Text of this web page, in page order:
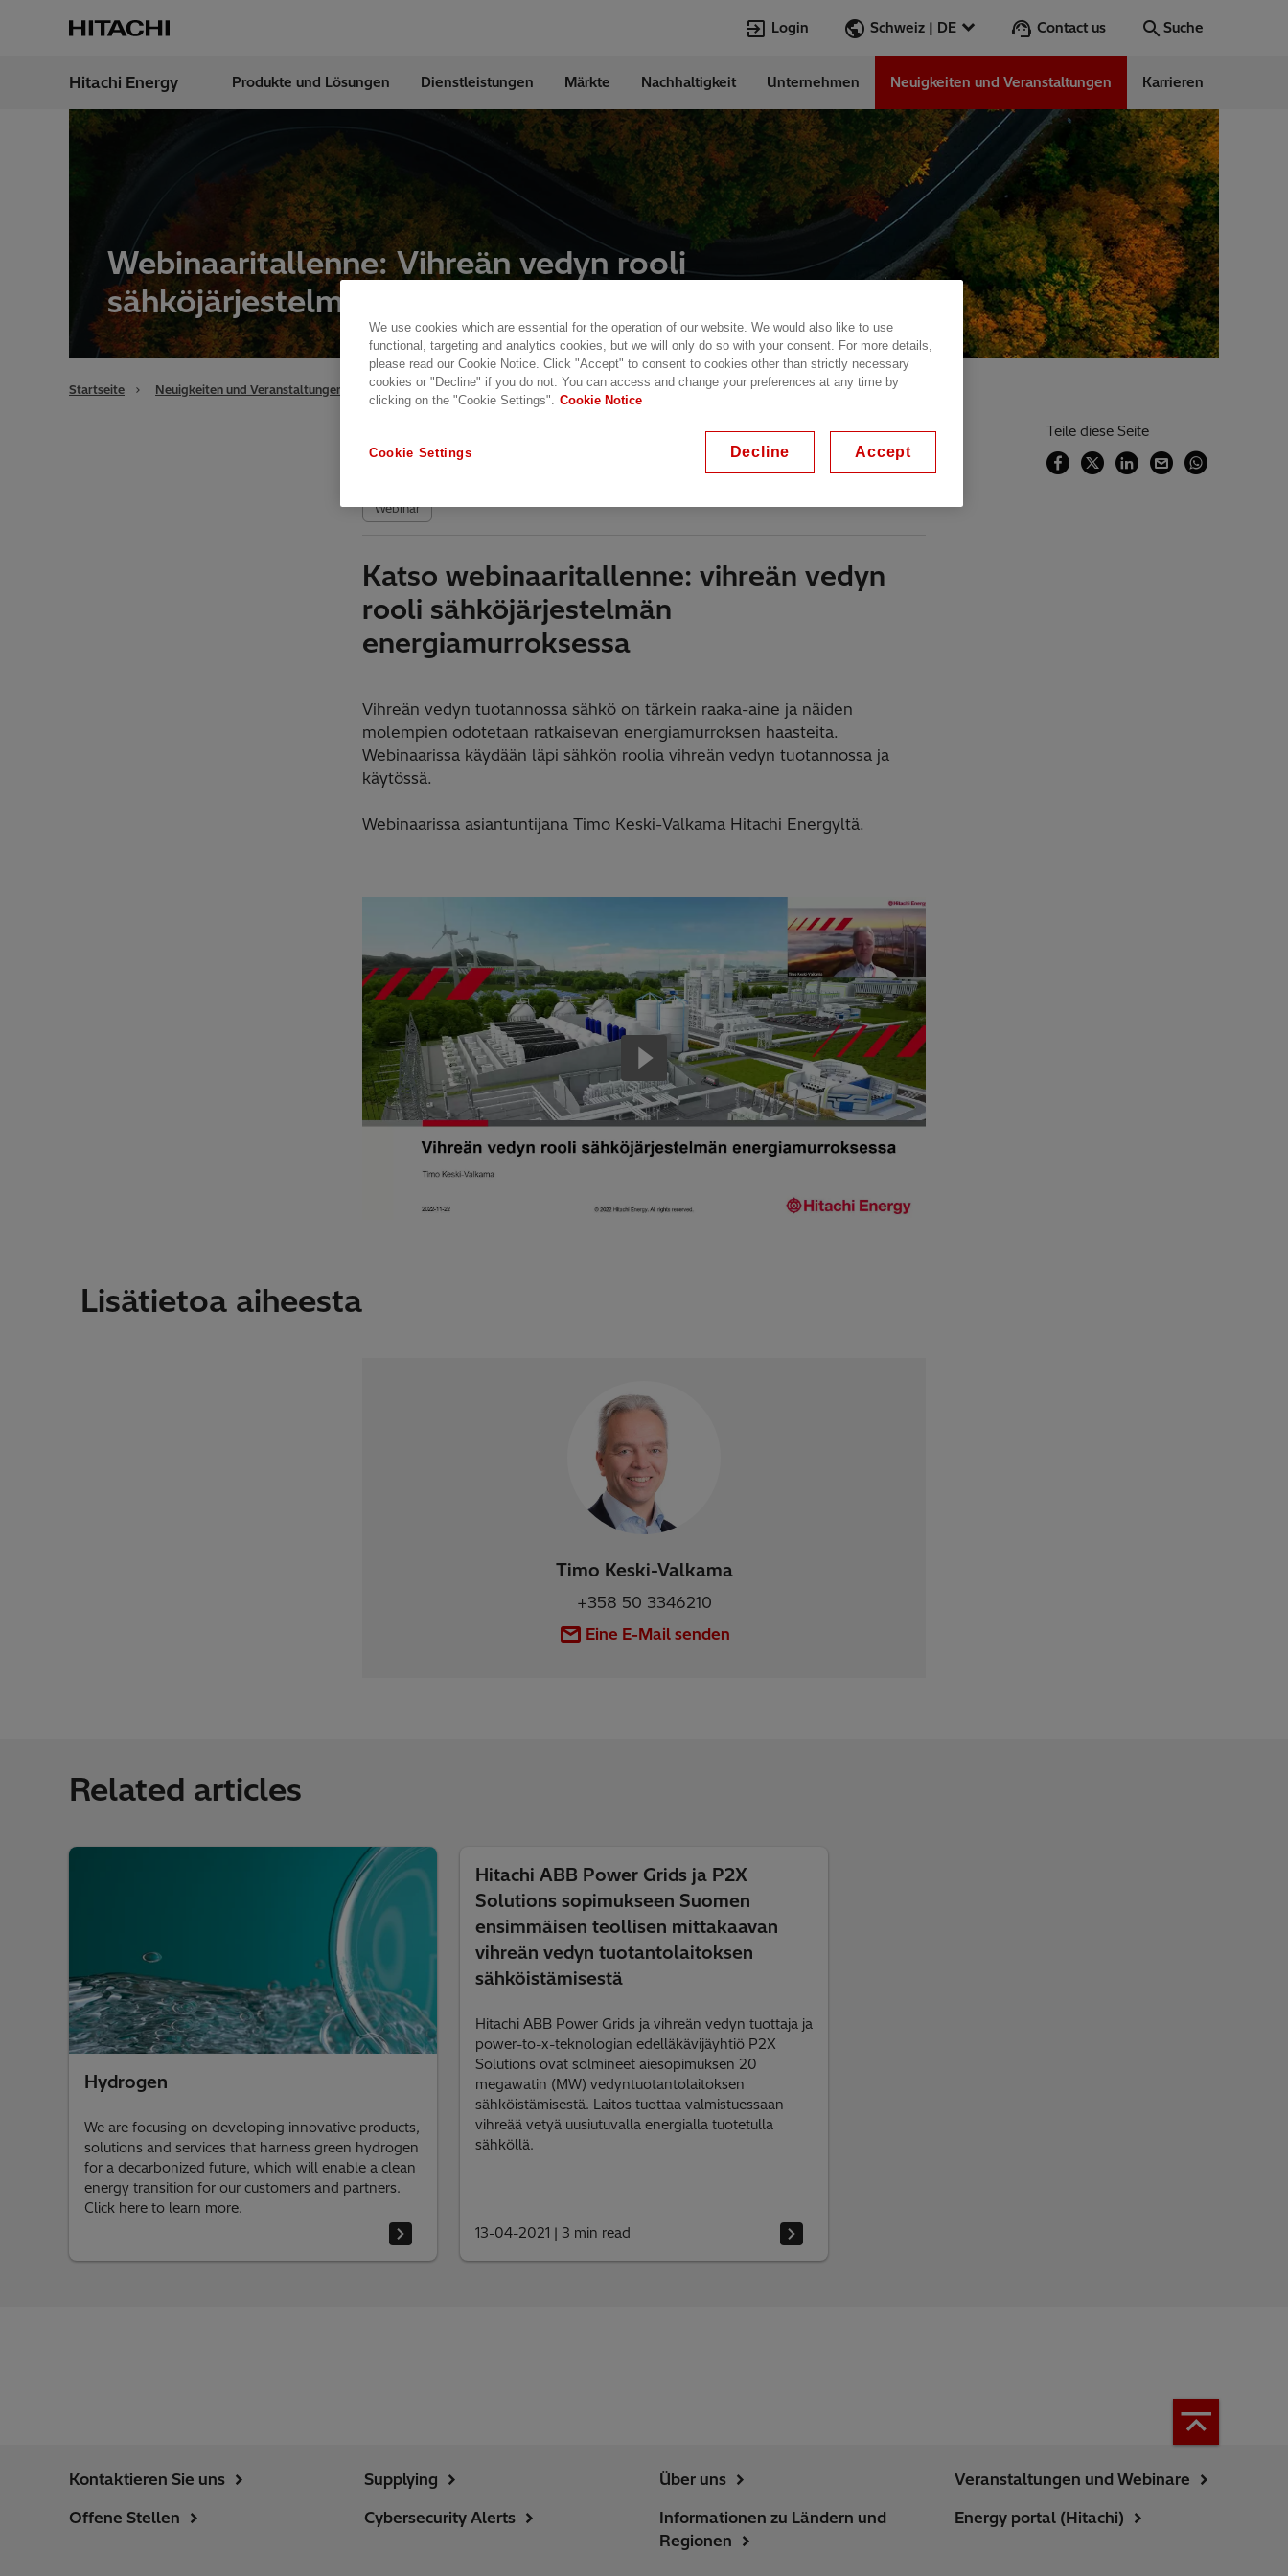
Login Schweiz | DE
German Los
Contact us Suche
Suche
Hitachi Energy Produkte und Lösungen Dienstleistungen Märkte Nachhaltigkeit Unternehmen Neuigkeiten und Veranstaltungen Karrieren
Webinaaritallenne: Vihreän vedyn rooli
sähköjärjestelmän energiamurroksessa
Startseite Neuigkeiten und Veranstaltungen Übersicht Webinaaritallenne: Vihreän vedyn rooli sähköjärjestelmän energiamurroksessa
Webinar
Teile diese Seite
Katso webinaaritallenne: vihreän vedyn
rooli sähköjärjestelmän
energiamurroksessa
Vihreän vedyn tuotannossa sähkö on tärkein raaka-aine ja näiden
molempien odotetaan ratkaisevan energiamurroksen haasteita.
Webinaarissa käydään läpi sähkön roolia vihreän vedyn tuotannossa ja
käytössä.
Webinaarissa asiantuntijana Timo Keski-Valkama Hitachi Energyltä.
Lisätietoa aiheesta
Timo Keski-Valkama
+358 50 3346210
Eine E-Mail senden
Related articles
Hydrogen
We are focusing on developing innovative products,
solutions and services that harness green hydrogen
for a decarbonized future, which will enable a clean
energy transition for our customers and partners.
Click here to learn more.
Hitachi ABB Power Grids ja P2X
Solutions sopimukseen Suomen
ensimmäisen teollisen mittakaavan
vihreän vedyn tuotantolaitoksen
sähköistämisestä
Hitachi ABB Power Grids ja vihreän vedyn tuottaja ja
power-to-x-teknologian edelläkävijäyhtiö P2X
Solutions ovat solmineet aiesopimuksen 20
megawatin (MW) vedyntuotantolaitoksen
sähköistämisestä. Laitos tuottaa valmistuessaan
vihreää vetyä uusiutuvalla energialla tuotetulla
sähköllä.
13-04-2021 | 3 min read
Kontaktieren Sie uns
Offene Stellen
Supplying
Cybersecurity Alerts
Über uns
Informationen zu Ländern und
Regionen
Veranstaltungen und Webinare
Energy portal (Hitachi)
We use cookies which are essential for the operation of our website. We would also like to use
functional, targeting and analytics cookies, but we will only do so with your consent. For more details,
please read our Cookie Notice. Click "Accept" to consent to cookies other than strictly necessary
cookies or "Decline" if you do not. You can access and change your preferences at any time by
clicking on the "Cookie Settings".
Cookie Notice
Cookie Settings Decline Accept